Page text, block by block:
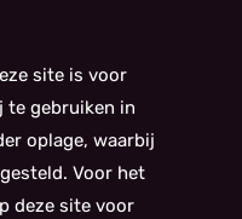
site is voor
te gebruiken in
oplage, waarbij
Voor het
deze site voor